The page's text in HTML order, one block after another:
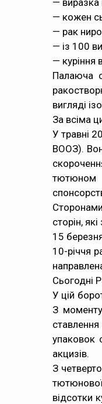
— виразка
— кожен
— рак
— із 100
— куріння
Палаюча
вигляді
За всіма
У травні
ВООЗ).
тютюном
сторін,
15
10-річчя
Сьогодні
У цій
З
упаковок
акцизів.
З
відсотки